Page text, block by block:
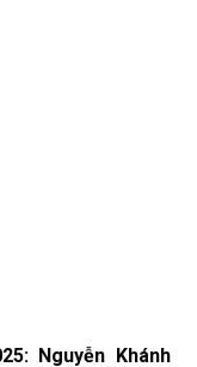
Nguyễn Khánh